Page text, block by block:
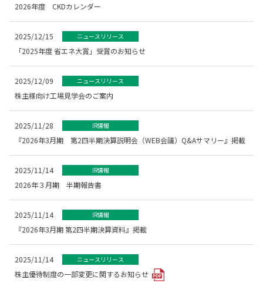
2026年度 CKDカレンダー
2025/12/15 ニュースリリース
「2025年度 省エネ大賞」受賞のお知らせ
2025/12/09 ニュースリリース
株主様向け工場見学会のご案内
2025/11/28 IR情報
『2026年3月期 第2四半期決算説明会（WEB会議）Q&Aサマリー』掲載
2025/11/14 IR情報
2026年３月期 半期報告書
2025/11/14 IR情報
『2026年3月期 第2四半期決算資料』掲載
2025/11/14 ニュースリリース
株主優待制度の一部変更に関するお知らせ